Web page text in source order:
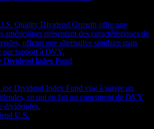
Quality Dividend Growth offre une
américaines présentant des caractéristiques de
offrant une alternative similaire mais
par rapport à DVY.
Dividend Index Fund
Dividend Index Fund vise à suivre un
ce qui en fait un concurrent de DVY
dividendes.
U.S.